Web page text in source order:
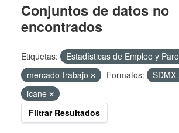
Conjuntos de datos no
encontrados
Etiquetas: Estadísticas de Empleo y Paro
mercado-trabajo
Formatos: SDMX
icane
Filtrar Resultados